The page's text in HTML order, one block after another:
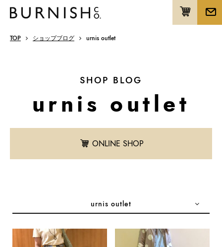
TOP ショップブログ urnis outlet
SHOP BLOG
urnis outlet
ONLINE SHOP
urnis outlet